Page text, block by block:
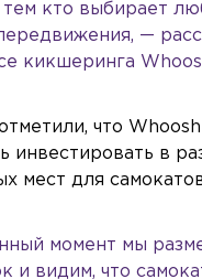
тем кто выбирает
—
кикшеринга
что
инвестировать в
мест для
момент мы
и видим, что